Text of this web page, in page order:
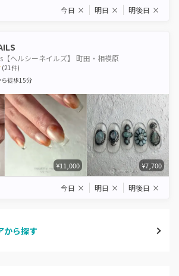
今日 × 明日 × 明後日 ×
【ヘルシーネイルズ】 町田・相模原
(21件)
ら徒歩15分
¥11,000 ¥7,700
今日 × 明日 × 明後日 ×
から探す